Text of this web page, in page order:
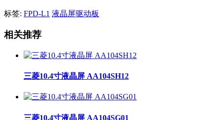
标签: FPD-L1 液晶屏驱动板
相关推荐
三菱10.4寸液晶屏 AA104SH12
三菱10.4寸液晶屏 AA104SG01